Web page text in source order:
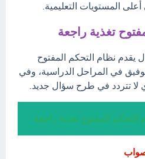
المستويات التعليمية.
تغذية راجعة
يقدم نظام التحكم المفتوح
في المراحل الدراسية، وفي
لا تتردد في طرح سؤال جديد.
التحكم المفتوح تغذية راجعة